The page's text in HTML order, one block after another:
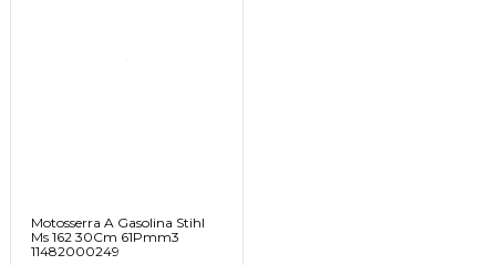
Motosserra A Gasolina Stihl
Ms 162 30Cm 61Pmm3
11482000249